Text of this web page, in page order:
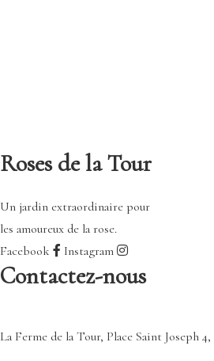
Roses de la Tour
Un jardin extraordinaire pour
les amoureux de la rose.
Facebook
Instagram
Contactez-nous
La Ferme de la Tour, Place Saint Joseph 4,